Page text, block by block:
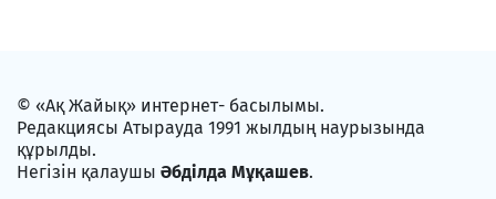
© «Ақ Жайық» интернет- басылымы.
Редакциясы Атырауда 1991 жылдың наурызында
құрылды.
Негізін қалаушы Әбділда Мұқашев.